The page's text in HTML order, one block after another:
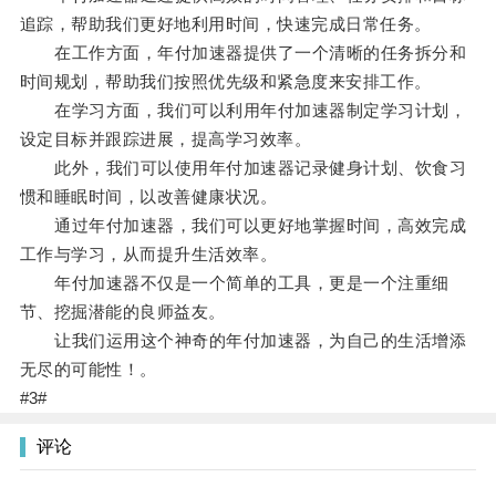
追踪，帮助我们更好地利用时间，快速完成日常任务。
在工作方面，年付加速器提供了一个清晰的任务拆分和
时间规划，帮助我们按照优先级和紧急度来安排工作。
在学习方面，我们可以利用年付加速器制定学习计划，
设定目标并跟踪进展，提高学习效率。
此外，我们可以使用年付加速器记录健身计划、饮食习
惯和睡眠时间，以改善健康状况。
通过年付加速器，我们可以更好地掌握时间，高效完成
工作与学习，从而提升生活效率。
年付加速器不仅是一个简单的工具，更是一个注重细
节、挖掘潜能的良师益友。
让我们运用这个神奇的年付加速器，为自己的生活增添
无尽的可能性！。
#3#
评论